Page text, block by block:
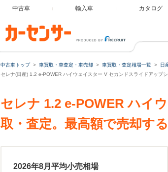
中古車 輸入車 カタログ
中古車トップ 車買取・車査定・車売却 車買取・査定相場一覧 日
セレナ(日産) 1.2 e-POWER ハイウェイスター V セカンドスライドアップ
セレナ 1.2 e-POWER ハイ
取・査定。最高額で売却す
2026年8月平均小売相場